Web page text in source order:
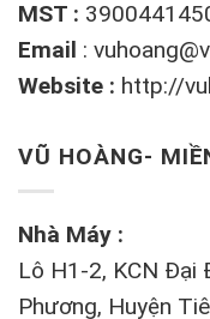
MST :
Email :
Website : http://
VŨ HOÀNG-
Nhà Máy :
Lô H1-2, KCN Đại
Phương, Huyện